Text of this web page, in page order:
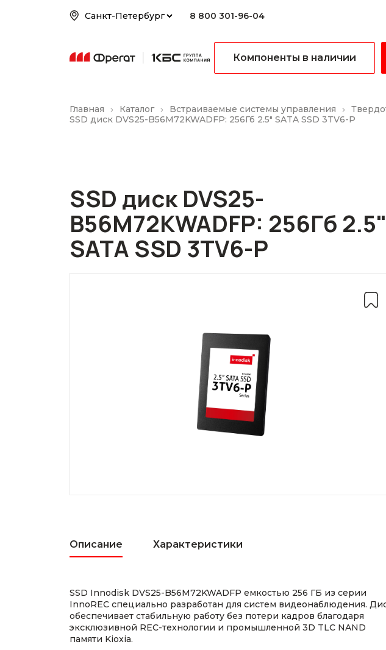
8 800 301-96-04
Компоненты в наличии
Главная Каталог Встраиваемые системы управления
SSD диск DVS25-B56M72KWADFP: 256Гб 2.5" SATA SSD 3TV6-P
SSD диск DVS25-
B56M72KWADFP: 256Гб 2.5"
SATA SSD 3TV6-P
Описание Характеристики
SSD Innodisk DVS25-B56M72KWADFP емкостью 256 ГБ из серии
InnoREC специально разработан для систем видеонаблюдения.
обеспечивает стабильную работу без потери кадров благодаря
эксклюзивной REC-технологии и промышленной 3D TLC NAND
памяти Kioxia.